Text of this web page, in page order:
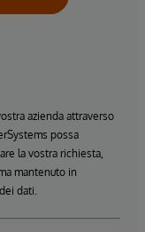
azienda attraverso
possa
la vostra richiesta,
mantenuto in
dati.